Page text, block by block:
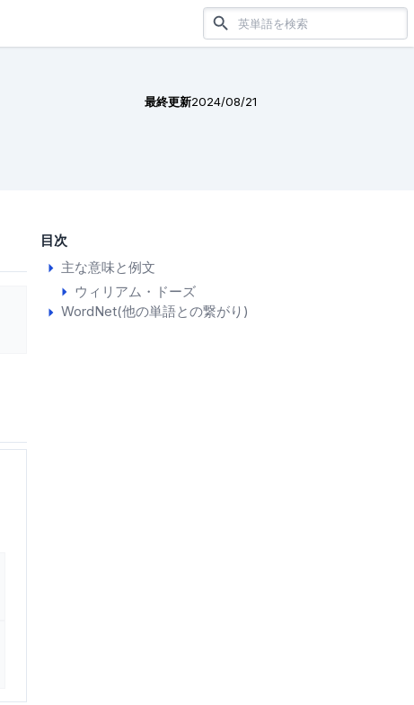
最終更新2024/08/21
目次
主な意味と例文
ウィリアム・ドーズ
WordNet(他の単語との繋がり)